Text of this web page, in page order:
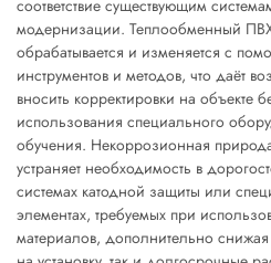
соответствие существующим
модернизации. Теплообменный ПВХ
обрабатывается и изменяется с
инструментов и методов, что даёт
вносить корректировки на объекте
использования специального
обучения. Некоррозионная
устраняет необходимость в
системах катодной защиты или
элементах, требуемых при
материалов, дополнительно снижая